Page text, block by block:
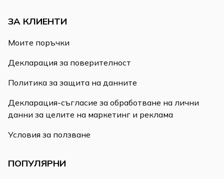
ЗА КЛИЕНТИ
Моите поръчки
Декларация за поверителност
Политика за защита на данните
Декларация-съгласие за обработване на лични
данни за целите на маркетинг и реклама
Условия за ползване
ПОПУЛЯРНИ